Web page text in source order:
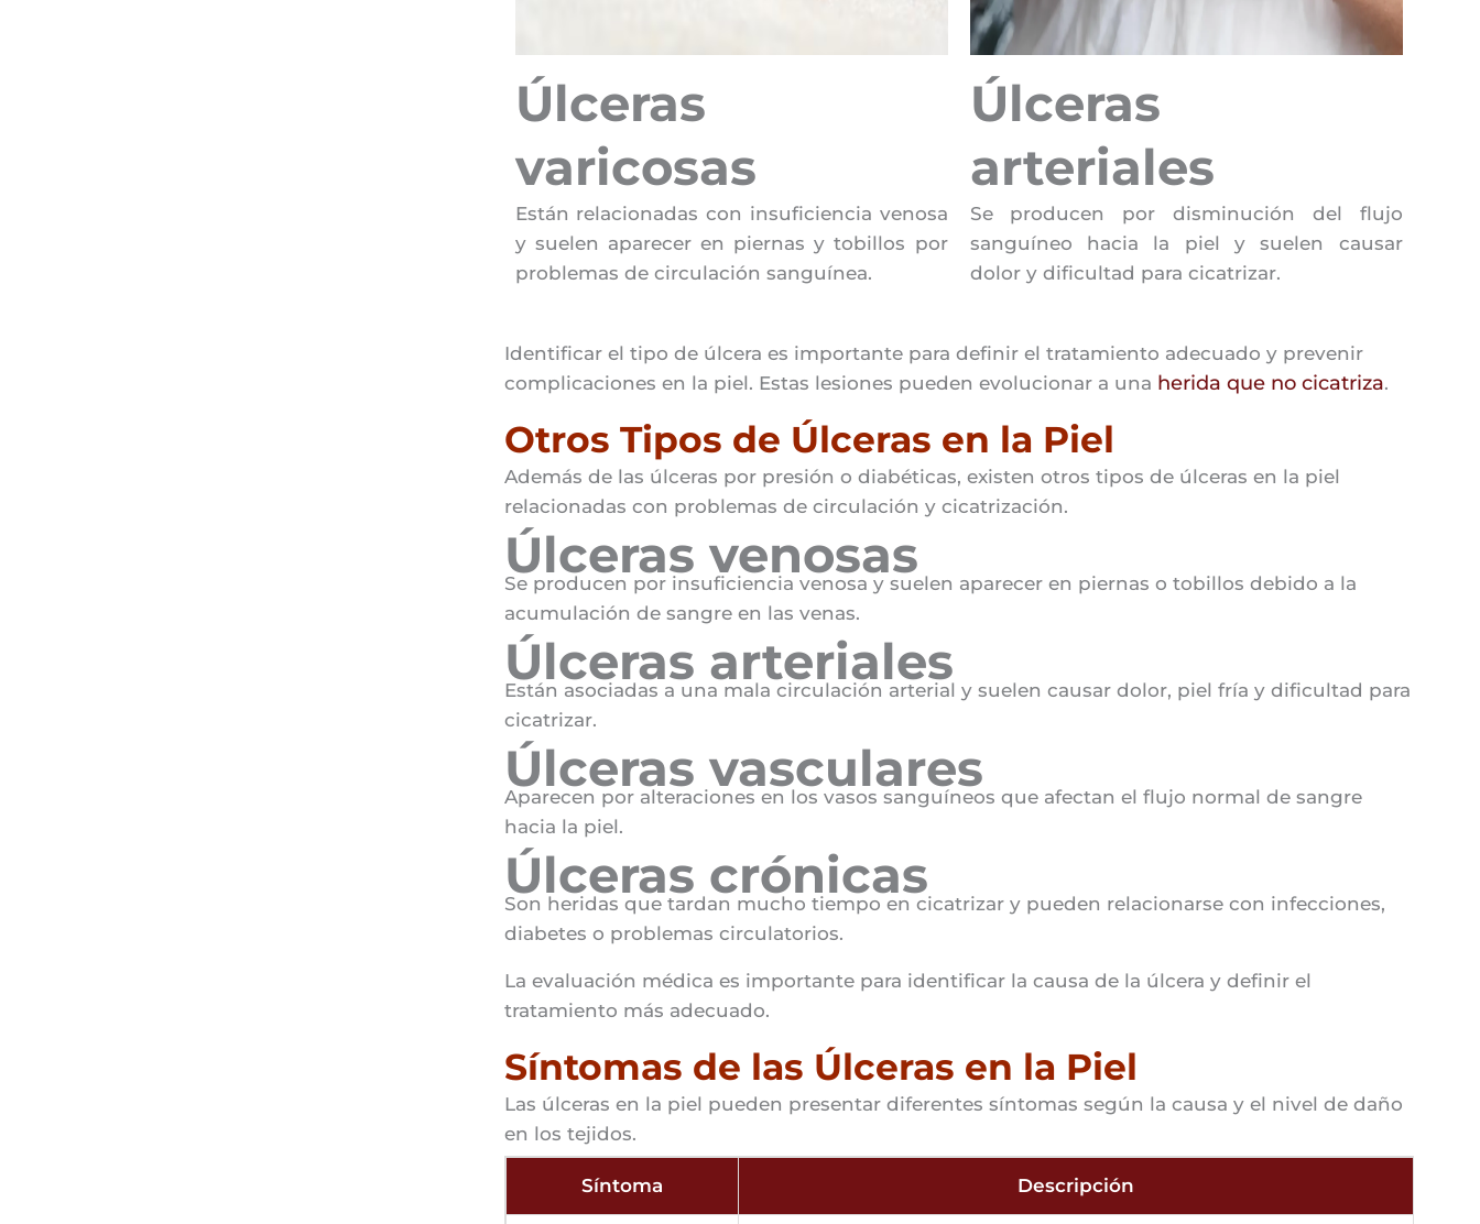
Úlceras
varicosas
Están relacionadas con insuficiencia venosa
y suelen aparecer en piernas y tobillos por
problemas de circulación sanguínea.
Úlceras
arteriales
Se producen por disminución del flujo
sanguíneo hacia la piel y suelen causar
dolor y dificultad para cicatrizar.
Identificar el tipo de úlcera es importante para definir el tratamiento adecuado y prevenir
complicaciones en la piel. Estas lesiones pueden evolucionar a una herida que no cicatriza.
Otros Tipos de Úlceras en la Piel
Además de las úlceras por presión o diabéticas, existen otros tipos de úlceras en la piel
relacionadas con problemas de circulación y cicatrización.
Úlceras venosas
Se producen por insuficiencia venosa y suelen aparecer en piernas o tobillos debido a la
acumulación de sangre en las venas.
Úlceras arteriales
Están asociadas a una mala circulación arterial y suelen causar dolor, piel fría y dificultad para
cicatrizar.
Úlceras vasculares
Aparecen por alteraciones en los vasos sanguíneos que afectan el flujo normal de sangre
hacia la piel.
Úlceras crónicas
Son heridas que tardan mucho tiempo en cicatrizar y pueden relacionarse con infecciones,
diabetes o problemas circulatorios.
La evaluación médica es importante para identificar la causa de la úlcera y definir el
tratamiento más adecuado.
Síntomas de las Úlceras en la Piel
Las úlceras en la piel pueden presentar diferentes síntomas según la causa y el nivel de daño
en los tejidos.
Síntoma Descripción